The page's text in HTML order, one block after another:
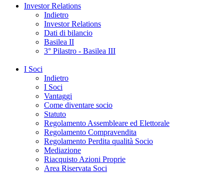
Investor Relations
Indietro
Investor Relations
Dati di bilancio
Basilea II
3° Pilastro - Basilea III
I Soci
Indietro
I Soci
Vantaggi
Come diventare socio
Statuto
Regolamento Assembleare ed Elettorale
Regolamento Compravendita
Regolamento Perdita qualità Socio
Mediazione
Riacquisto Azioni Proprie
Area Riservata Soci